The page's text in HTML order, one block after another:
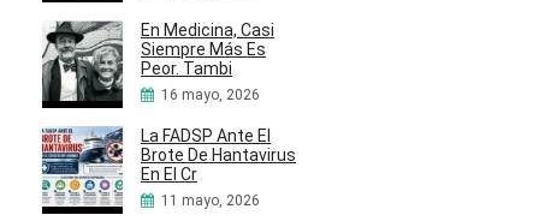
En Medicina, Casi
Siempre Más Es
Peor. Tambi
16 mayo, 2026
La FADSP Ante El
Brote De Hantavirus
En El Cr
11 mayo, 2026